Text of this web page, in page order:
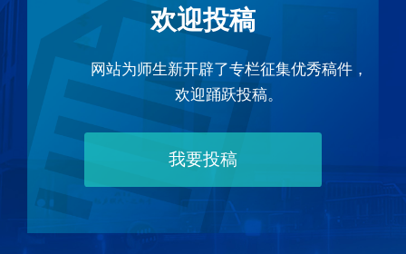
欢迎投稿
网站为师生新开辟了专栏征集优秀稿件，
欢迎踊跃投稿。
我要投稿